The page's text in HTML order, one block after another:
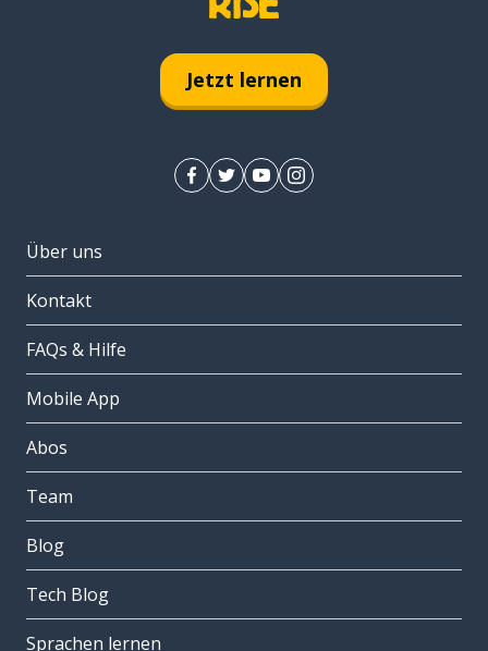
Jetzt lernen
Über uns
Kontakt
FAQs & Hilfe
Mobile App
Abos
Team
Blog
Tech Blog
Sprachen lernen